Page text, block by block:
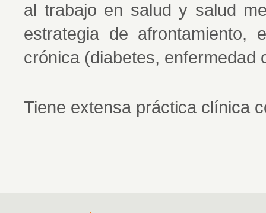
al trabajo en salud y salud
estrategia de afrontamiento,
crónica (diabetes, enfermedad
Tiene extensa práctica clínica